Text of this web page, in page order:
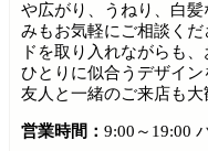
や広がり、うねり、白髪
みもお気軽にご相談くだ
ドを取り入れながらも、
ひとりに似合うデザイ
友人と一緒のご来店も
営業時間： 9:00～19:00